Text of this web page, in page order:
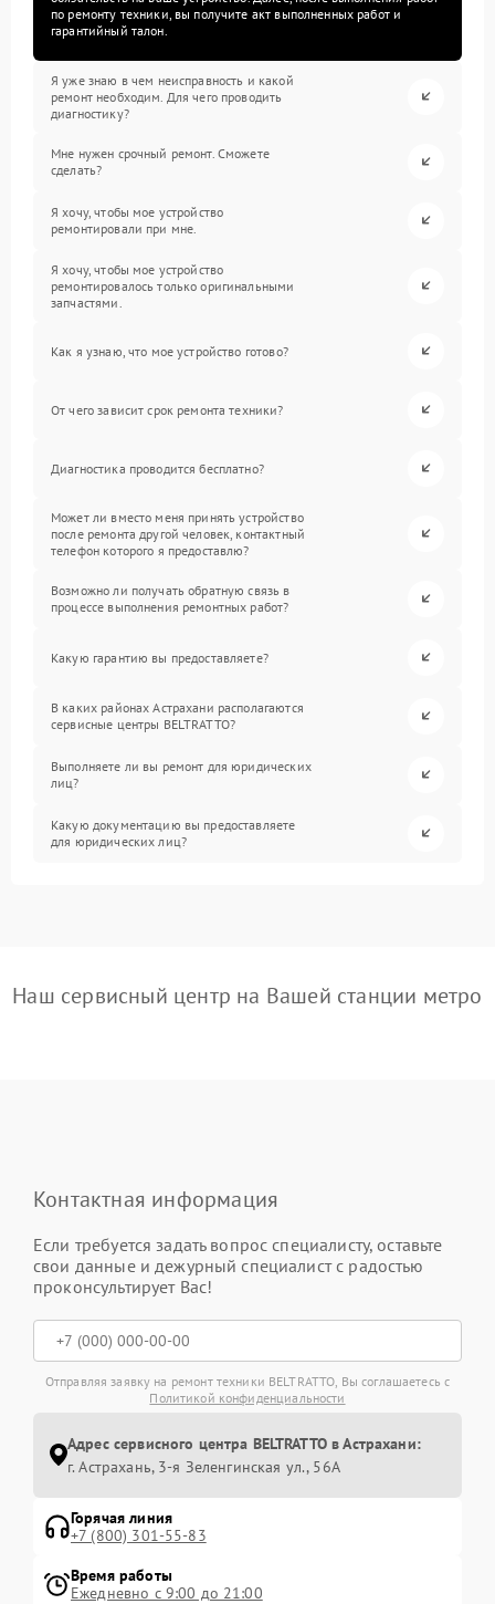
по ремонту техники, вы получите акт выполненных работ и
гарантийный талон.
Я уже знаю в чем неисправность и какой
ремонт необходим. Для чего проводить
диагностику?
Мне нужен срочный ремонт. Сможете
сделать?
Я хочу, чтобы мое устройство
ремонтировали при мне.
Я хочу, чтобы мое устройство
ремонтировалось только оригинальными
запчастями.
Как я узнаю, что мое устройство готово?
От чего зависит срок ремонта техники?
Диагностика проводится бесплатно?
Может ли вместо меня принять устройство
после ремонта другой человек, контактный
телефон которого я предоставлю?
Возможно ли получать обратную связь в
процессе выполнения ремонтных работ?
Какую гарантию вы предоставляете?
В каких районах Астрахани располагаются
сервисные центры BELTRATTO?
Выполняете ли вы ремонт для юридических
лиц?
Какую документацию вы предоставляете
для юридических лиц?
Наш сервисный центр на Вашей станции метро
Контактная информация
Если требуется задать вопрос специалисту, оставьте
свои данные и дежурный специалист с радостью
проконсультирует Вас!
Отправляя заявку на ремонт техники BELTRATTO, Вы соглашаетесь с
Политикой конфиденциальности
Адрес сервисного центра BELTRATTO в Астрахани:
г. Астрахань, 3-я Зеленгинская ул., 56А
Горячая линия
+7 (800) 301-55-83
Время работы
Ежедневно с 9:00 до 21:00